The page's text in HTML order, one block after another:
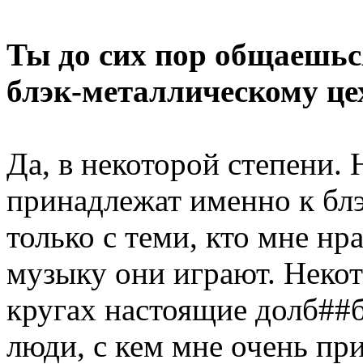
Ты до сих пор
блэк-металлическому
Да, в некоторой
принадлежат именно к
только с теми, кто мне
музыку они играют.
кругах настоящие
люди, с кем мне очень